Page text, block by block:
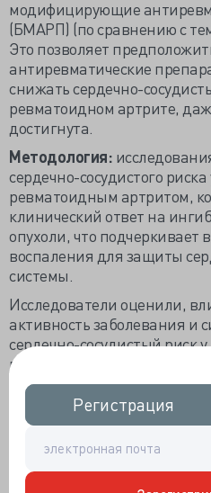
Регистрация
Регистрация
модифицирующие
(БМАРП) (по сравнению с
Это позволяет
антиревматические
снижать сердечно-
ревматоидном артрите,
достигнута.
Методология:
сердечно-сосудистого
ревматоидным артритом,
клинический ответ на
опухоли, что подчеркивает
воспаления для защиты
системы.
Исследователи оценили,
активность заболевания и
сердечно-сосудистый риск
возраст 55 лет) с
сердечно-сосудистых
Тяжесть течения
с помощью С-реактивного
оценки активности
CRP).